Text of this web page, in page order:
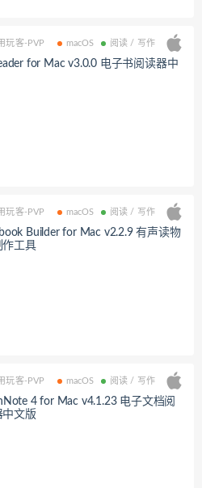
玩客-PVP macOS 阅读 / 写作
for Mac v3.0.0 电子书阅读器中
玩客-PVP macOS 阅读 / 写作
Builder for Mac v2.2.9 有声读物
作工具
玩客-PVP macOS 阅读 / 写作
4 for Mac v4.1.23 电子文档阅
中文版